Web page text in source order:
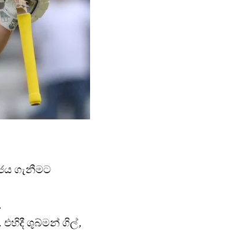
ගැනීමට
එහිදී ශුබ්මන් ගිල්,